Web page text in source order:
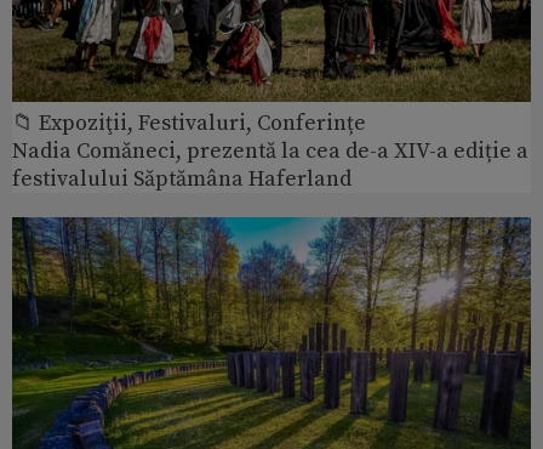
📁 Expoziţii, Festivaluri, Conferințe
Nadia Comăneci, prezentă la cea de-a XIV-a ediție a
festivalului Săptămâna Haferland